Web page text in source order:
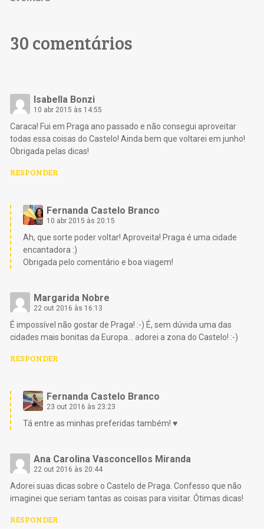
30 comentários
Isabella Bonzi
10 abr 2015 às 14:55
Caraca! Fui em Praga ano passado e não consegui aproveitar
todas essa coisas do Castelo! Ainda bem que voltarei em junho!
Obrigada pelas dicas!
RESPONDER
Fernanda Castelo Branco
10 abr 2015 às 20:15
Ah, que sorte poder voltar! Aproveita! Praga é uma cidade
encantadora :)
Obrigada pelo comentário e boa viagem!
Margarida Nobre
22 out 2016 às 16:13
É impossível não gostar de Praga! :-) É, sem dúvida uma das
cidades mais bonitas da Europa… adorei a zona do Castelo! :-)
RESPONDER
Fernanda Castelo Branco
23 out 2016 às 23:23
Tá entre as minhas preferidas também! ♥
Ana Carolina Vasconcellos Miranda
22 out 2016 às 20:44
Adorei suas dicas sobre o Castelo de Praga. Confesso que não
imaginei que seriam tantas as coisas para visitar. Ótimas dicas!
RESPONDER